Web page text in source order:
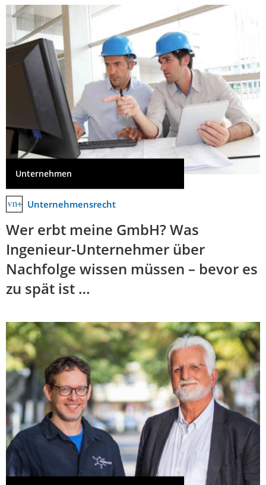
Unternehmen
Unternehmensrecht
Wer erbt meine GmbH? Was
Ingenieur-Unternehmer über
Nachfolge wissen müssen – bevor es
zu spät ist …